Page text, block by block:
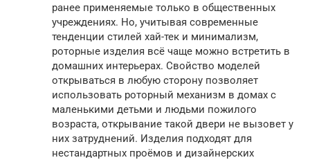
ранее применяемые только в общественных
учреждениях. Но, учитывая современные
тенденции стилей хай-тек и минимализм,
роторные изделия всё чаще можно встретить в
домашних интерьерах. Свойство моделей
открываться в любую сторону позволяет
использовать роторный механизм в домах с
маленькими детьми и людьми пожилого
возраста, открывание такой двери не вызовет у
них затруднений. Изделия подходят для
нестандартных проёмов и дизайнерских